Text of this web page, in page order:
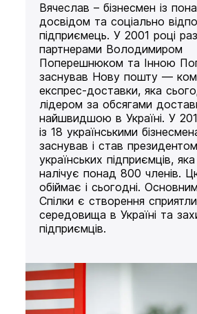
Вячеслав – бізнесмен із
досвідом та соціально
підприємець. У 2001 році
партнерами Володимиром
Поперешнюком та Інною
заснував Нову пошту —
експрес-доставки, яка
лідером за обсягами
найшвидшою в Україні. У
із 18 українськими
заснував і став
українських підприємців,
налічує понад 800 членів.
обіймає і сьогодні.
Спілки є створення
середовища в Україні та
підприємців.